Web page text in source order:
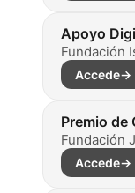
Apoyo
Fundación
Accede→
Premio de
Fundación
Accede→